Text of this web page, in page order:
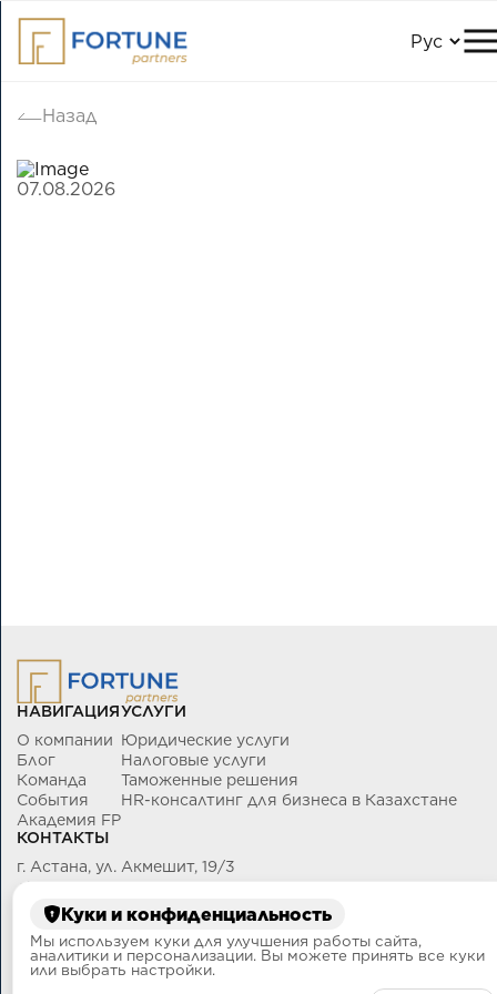
Назад
07.08.2026
Куки и конфиденциальность
Мы используем куки для улучшения работы сайта,
аналитики и персонализации. Вы можете принять все куки
или выбрать настройки.
НАВИГАЦИЯ
О компании
Блог
Команда
События
Академия FP
УСЛУГИ
Юридические услуги
Налоговые услуги
Таможенные решения
HR-консалтинг для бизнеса в Казахстане
КОНТАКТЫ
г. Астана, ул. Акмешит, 19/3
+7 (700) 434-96-06
info@fortunepartners.kz